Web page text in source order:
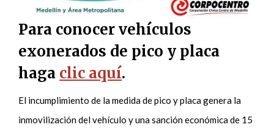
Para conocer vehículos
exonerados de pico y placa
haga clic aquí.
El incumplimiento de la medida de pico y placa genera la
inmovilización del vehículo y una sanción económica de 15